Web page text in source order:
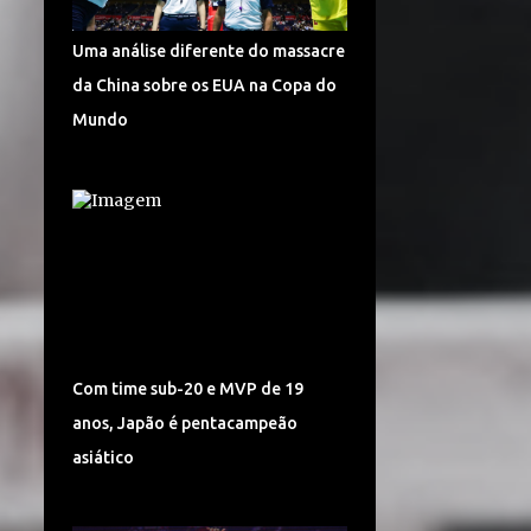
TURQUIA VÔLEI DÍNAMO KAZAN
MUNDIAL DE VÔLEI 2018
CEV CHAMPIONS LEAGUE
SUPERLIGA FEMININA DE VÔLEI
HINODE BARUERI ITAMBÉ MINAS
Uma análise diferente do massacre
da China sobre os EUA na Copa do
Mundo
Com time sub-20 e MVP de 19
anos, Japão é pentacampeão
asiático